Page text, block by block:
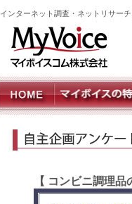
インターネット調査・ネットリサー
【 コンビニ調理